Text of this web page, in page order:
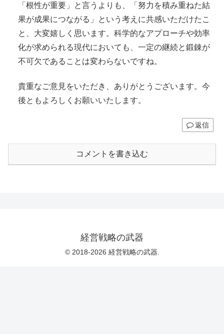
「根性が重要」と言うよりも、「努力を積み重ねた結
果が成果につながる」という考えに共感いただけたこ
と、大変嬉しく思います。科学的なアプローチや効率
化が求められる現代においても、一定の継続と鍛錬が
不可欠であることは変わらないですね。
貴重なご意見をいただき、ありがとうございます。今
後ともよろしくお願いいたします。
返信
コメントを書き込む
経営戦略の武器
© 2018-2026 経営戦略の武器.